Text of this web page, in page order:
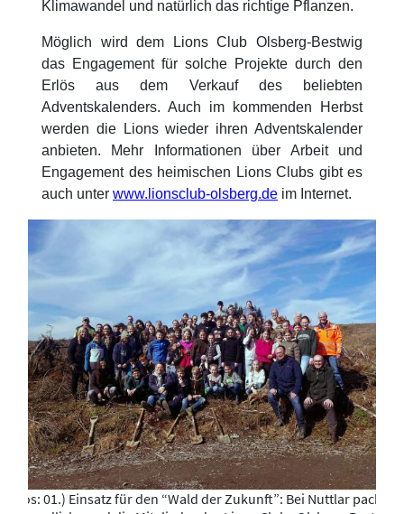
Klimawandel und natürlich das richtige Pflanzen.
Möglich wird dem Lions Club Olsberg-Bestwig
das Engagement für solche Projekte durch den
Erlös aus dem Verkauf des beliebten
Adventskalenders. Auch im kommenden Herbst
werden die Lions wieder ihren Adventskalender
anbieten. Mehr Informationen über Arbeit und
Engagement des heimischen Lions Clubs gibt es
auch unter www.lionsclub-olsberg.de im Internet.
Fotos: 01.) Einsatz für den “Wald der Zukunft”: Bei Nuttlar packten